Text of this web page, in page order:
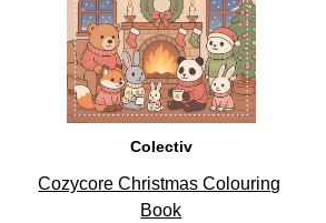
10
Colectiv
Cozycore Christmas Colouring
Book